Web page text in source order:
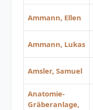
Ammann, Ellen
Ammann, Lukas
Amsler, Samuel
Anatomie-
Gräberanlage,